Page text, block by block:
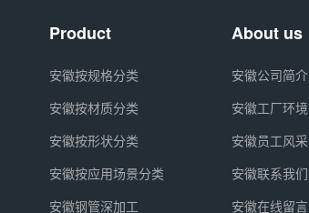
Product
安徽按规格分类
安徽按材质分类
安徽按形状分类
安徽按应用场景分类
安徽钢管深加工
About us
安徽公司简介
安徽工厂环境
安徽员工风采
安徽联系我们
安徽在线留言